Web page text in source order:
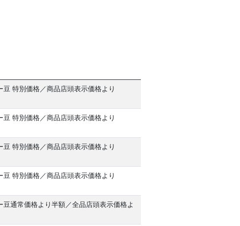
豆 特別価格／商品店頭表示価格より
豆 特別価格／商品店頭表示価格より
豆 特別価格／商品店頭表示価格より
豆 特別価格／商品店頭表示価格より
豆通常価格より半額／全品店頭表示価格よ